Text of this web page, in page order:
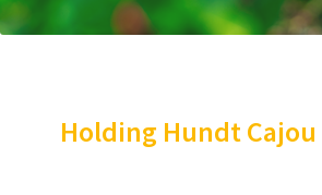
Holding Hundt